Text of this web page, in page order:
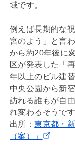
域です。
例えば長期的な
宮のよう」と言
から約20年後に
区が発表した「
年以上のビル建
中央公園から新
訪れる誰もが自
れ変わるそうです
出所：東京都・
（案）」